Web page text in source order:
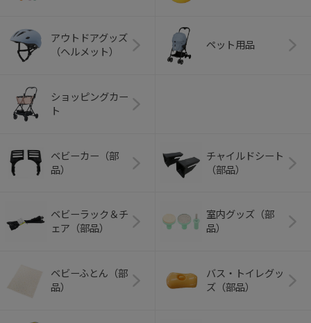
アウトドアグッズ
（ヘルメット）
ペット用品
ショッピングカー
ト
ベビーカー（部
品）
チャイルドシート
（部品）
ベビーラック＆チ
ェア（部品）
室内グッズ（部
品）
ベビーふとん（部
品）
バス・トイレグッ
ズ（部品）